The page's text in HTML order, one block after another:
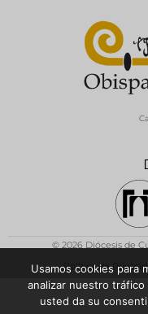
© 2026 Diócesis de
Política de
Usamos cookies para
analizar nuestro tráfico
usted da su